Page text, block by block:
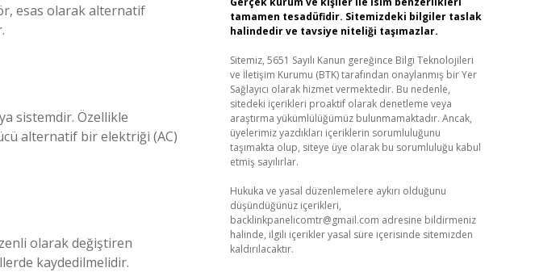
esas olarak alternatif
sistemdir. Özellikle
alternatif bir elektriği (AC)
olarak değiştiren
kaydedilmelidir.
tamamen tesadüfidir. Sitemizdeki bilgiler taslak
halindedir ve tavsiye niteliği taşımazlar.
Sitemiz, 5651 Sayılı Kanun gereğince Bilgi Teknolojileri
ve İletişim Kurumu (BTK) tarafından onaylanmış bir Yer
Sağlayıcı olarak hizmet vermektedir. Bu nedenle,
sitedeki içerikleri proaktif olarak denetleme veya
araştırma yükümlülüğümüz bulunmamaktadır. Ancak,
üyelerimiz yazdıkları içeriklerin sorumluluğunu
taşımakta olup, siteye üye olarak bu sorumluluğu kabul
etmiş sayılırlar.
Hukuka ve yasal düzenlemelere aykırı olduğunu
düşündüğünüz içerikleri,
backlinkpanelicomtr@gmail.com adresine bildirmeniz
halinde, ilgili içerikler yasal süre içerisinde sitemizden
kaldırılacaktır.